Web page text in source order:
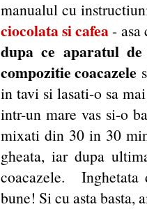
manualul cu
ciocolata si cafea- asa
dupa ce aparatul
compozitie coacazele
in tavi si lasati-o sa
intr-un mare vas si-o
mixati din 30 in 30
gheata, iar dupa
coacazele. Inghetata
bune! Si cu asta basta,